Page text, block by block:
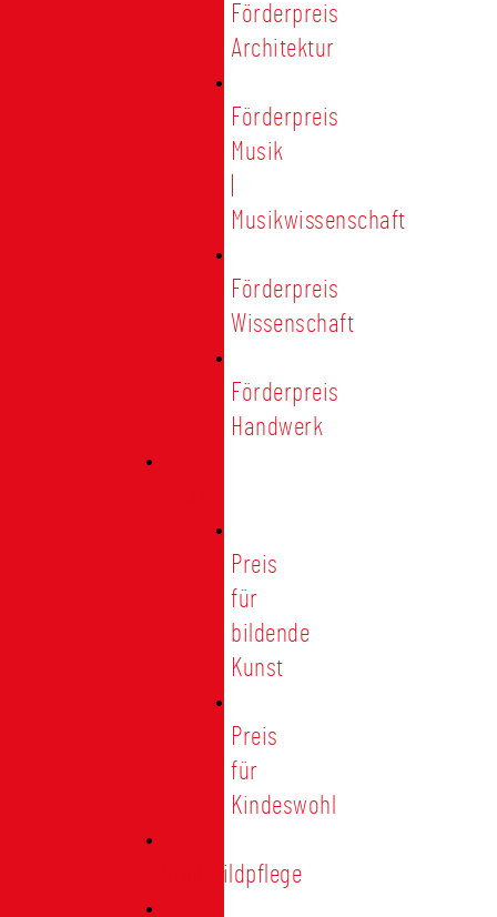
Förderpreis
Architektur
Förderpreis
Musik
Musikwissenschaft
Förderpreis
Wissenschaft
Förderpreis
Handwerk
Preis
für
bildende
Kunst
Preis
für
Kindeswohl
Stadtbildpflege